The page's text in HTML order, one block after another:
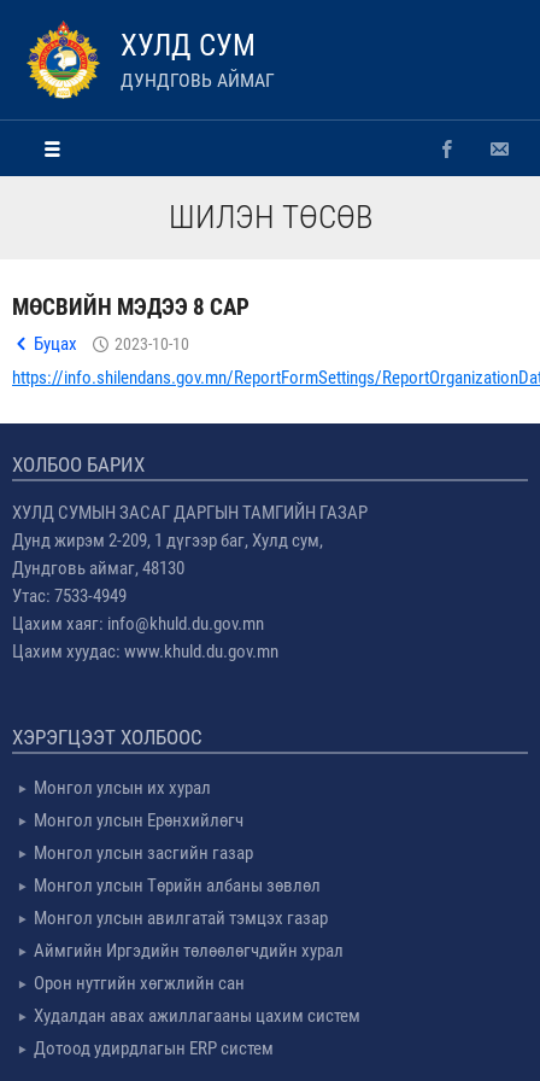
ХУЛД СУМ
ДУНДГОВЬ АЙМАГ
ШИЛЭН ТӨСӨВ
МӨСВИЙН МЭДЭЭ 8 САР
Буцах 2023-10-10
https://info.shilendans.gov.mn/ReportFormSettings/
ХОЛБОО БАРИХ
ХУЛД СУМЫН ЗАСАГ ДАРГЫН ТАМГИЙН ГАЗАР
Дунд жирэм 2-209, 1 дүгээр баг, Хулд сум,
Дундговь аймаг, 48130
Утас: 7533-4949
Цахим хаяг: info@khuld.du.gov.mn
Цахим хуудас: www.khuld.du.gov.mn
ХЭРЭГЦЭЭТ ХОЛБООС
Монгол улсын их хурал
Монгол улсын Ерөнхийлөгч
Монгол улсын засгийн газар
Монгол улсын Төрийн албаны зөвлөл
Монгол улсын авилгатай тэмцэх газар
Аймгийн Иргэдийн төлөөлөгчдийн хурал
Орон нутгийн хөгжлийн сан
Худалдан авах ажиллагааны цахим систем
Дотоод удирдлагын ERP систем